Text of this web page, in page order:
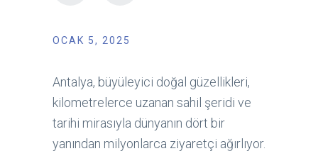
OCAK 5, 2025
Antalya, büyüleyici doğal güzellikleri,
kilometrelerce uzanan sahil şeridi ve
tarihi mirasıyla dünyanın dört bir
yanından milyonlarca ziyaretçi ağırlıyor.